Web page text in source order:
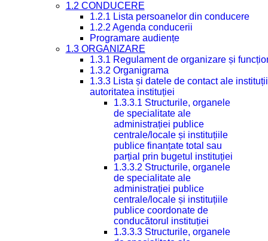
1.2 CONDUCERE
1.2.1 Lista persoanelor din conducere
1.2.2 Agenda conducerii
Programare audiențe
1.3 ORGANIZARE
1.3.1 Regulament de organizare și
1.3.2 Organigrama
1.3.3 Lista și datele de contact ale
autoritatea instituției
1.3.3.1 Structurile, organele
de specialitate ale
administrației publice
centrale/locale și instituțiile
publice finanțate total sau
parțial prin bugetul instituției
1.3.3.2 Structurile, organele
de specialitate ale
administrației publice
centrale/locale și instituțiile
publice coordonate de
conducătorul instituției
1.3.3.3 Structurile, organele